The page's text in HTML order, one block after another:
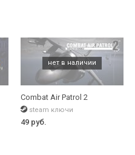
Combat Air Patrol 2
steam ключи
49 руб.